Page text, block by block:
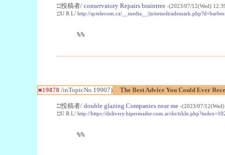
□投稿者/ conservatory Repairs braintree -(2023/07/12(Wed)
□U R L/ http://qctelecom.ca/__media__/js/
%%
■19878 /inTopicNo.19907) The Best Advice You Could Ever
□投稿者/ double glazing Companies near me -(2023/07/
□U R L/ http://https://delivery.hipermailer.com.ar/do/
%%